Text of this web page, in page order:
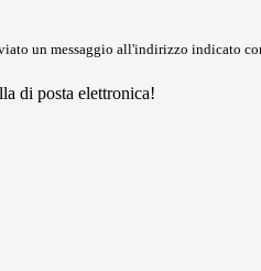
un messaggio all'indirizzo indicato
di posta elettronica!